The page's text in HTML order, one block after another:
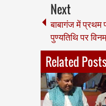
Next
बाबागंज में प्रथम
पुण्यतिथि पर
Related